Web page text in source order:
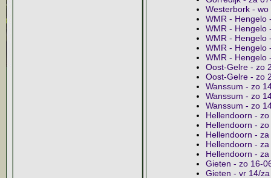
Westerbork -
WMR - Hengelo
WMR - Hengelo
WMR - Hengelo
WMR - Hengelo
WMR - Hengelo
Oost-Gelre - zo
Oost-Gelre - zo
Wanssum - zo
Wanssum - zo
Wanssum - zo
Hellendoorn -
Hellendoorn -
Hellendoorn -
Hellendoorn -
Hellendoorn -
Gieten - zo 16-
Gieten - vr 14/